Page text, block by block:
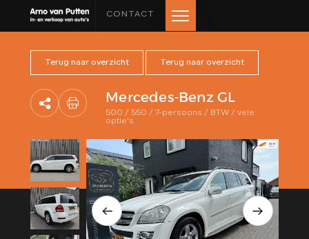
CONTACT
HOME
AANBOD
LEASE AANBOD
DIENSTEN
VERKOCHT
Terug naar overzicht Terug naar overzicht
Mercedes-Benz GL
500 / 550 / 7-persoons / BTW / vele
optie's